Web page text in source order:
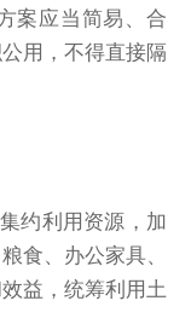
案应当简易、合
用，不得直接隔
约利用资源，加
食、办公家具、
益，统筹利用土